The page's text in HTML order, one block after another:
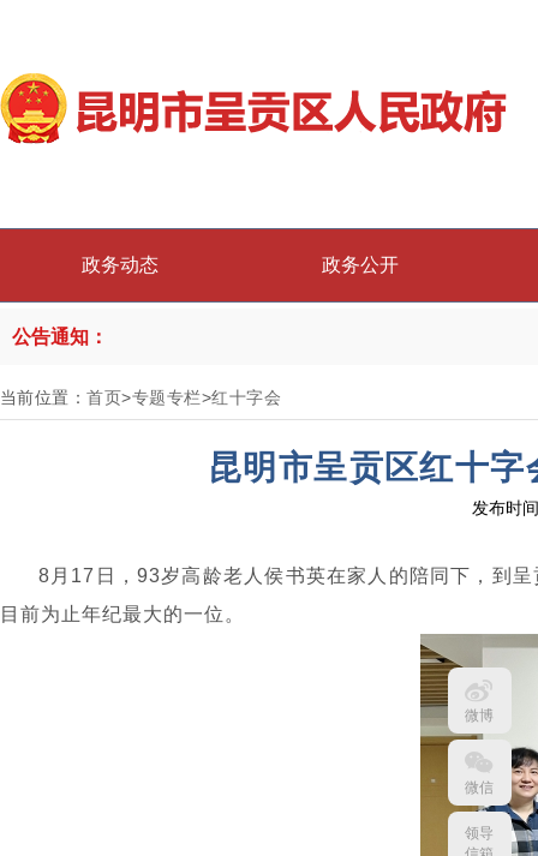
政务动态 政务公开
公告通知：
微博
微信
领导
当前位置：首页>专题专栏>红十字会
昆明市呈贡区红十
发布时
8月17日，93岁高龄老人侯书英在家人的陪同下，到
目前为止年纪最大的一位。